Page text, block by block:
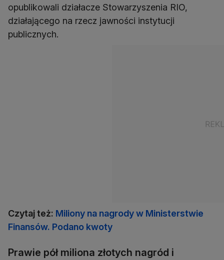
opublikowali działacze Stowarzyszenia RIO,
działającego na rzecz jawności instytucji
publicznych.
Czytaj też: Miliony na nagrody w Ministerstwie
Finansów. Podano kwoty
Prawie pół miliona złotych nagród i